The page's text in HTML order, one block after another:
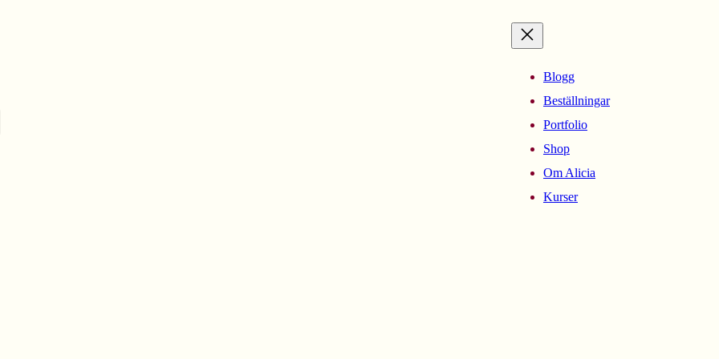
Blogg
Beställningar
Portfolio
Shop
Om Alicia
Kurser